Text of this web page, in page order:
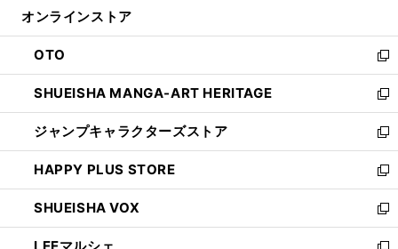
ウ
で
開
く
ン
ド
ウ
で
開
く
オンラインストア
OTO
新
し
い
ウ
ィ
ン
ド
ウ
で
開
く
SHUEISHA MANGA-ART HERITAGE
新
し
い
ウ
ィ
ン
ド
ウ
ジャンプキャラクターズストア
新
し
い
ウ
ィ
ン
HAPPY PLUS STORE
新
し
い
ウ
SHUEISHA VOX
新
し